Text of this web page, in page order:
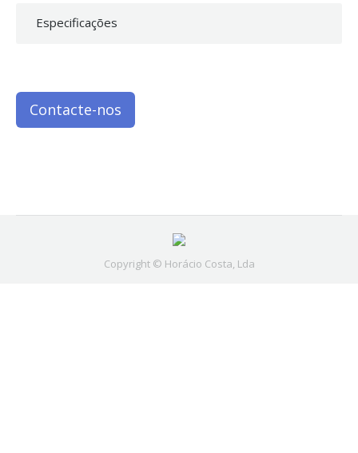
Especificações
Contacte-nos
Copyright © Horácio Costa, Lda